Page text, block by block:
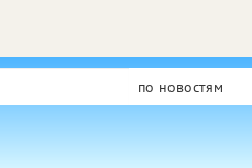
по новостям